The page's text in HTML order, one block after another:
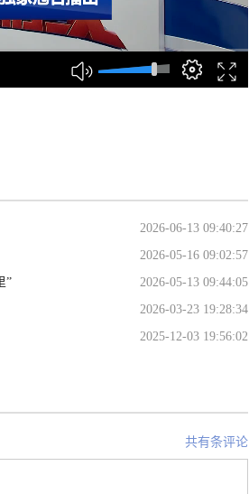
2026-06-13 09:40:27
2026-05-16 09:02:57
”
2026-05-13 09:44:05
2026-03-23 19:28:34
2025-12-03 19:56:02
共有条评论